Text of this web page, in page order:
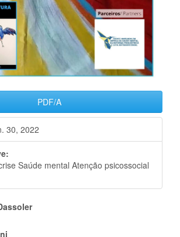
PDF/A
30, 2022
Saúde mental Atenção psicossocial